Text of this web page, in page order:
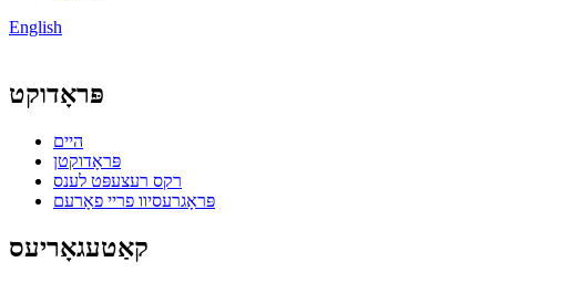
English
פּראָדוקט
היים
פּראָדוקטן
רקס רעצעפּט לענס
פּראָגרעסיוו פריי פאָרעם
קאַטעגאָריעס